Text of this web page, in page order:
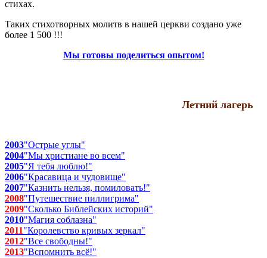
стихах.
Таких стихотворных молитв в нашей церкви создано уже
более 1 500 !!!
Мы готовы поделиться опытом!
Летний лагерь
2003"Острые углы"
2004"Мы христиане во всем"
2005"Я тебя люблю!"
2006"Красавица и чудовище"
2007"Казнить нельзя, помиловать!"
2008"Путешествие пиллигрима"
2009"Сколько Библейских историй"
2010"Магия соблазна"
2011"Королевство кривых зеркал"
2012"Все свободны!"
2013"Вспомнить всё!"